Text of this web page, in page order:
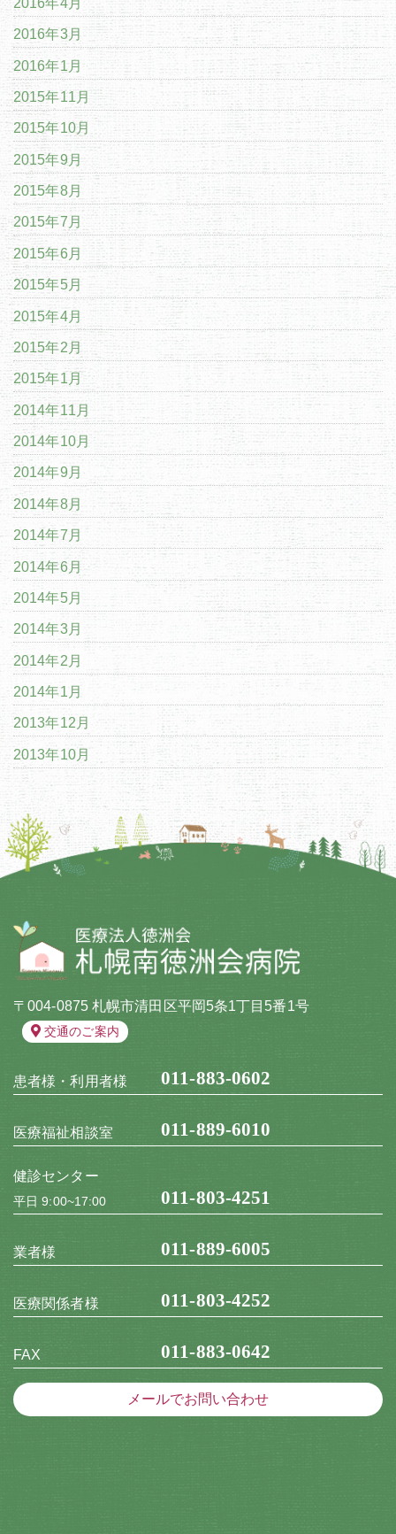
2016年3月
2016年1月
2015年11月
2015年10月
2015年9月
2015年8月
2015年7月
2015年6月
2015年5月
2015年4月
2015年2月
2015年1月
2014年11月
2014年10月
2014年9月
2014年8月
2014年7月
2014年6月
2014年5月
2014年3月
2014年2月
2014年1月
2013年12月
2013年10月
〒004-0875 札幌市清田区平岡5条1丁目5番1号
交通のご案内
患者様・利用者様 011-883-0602
医療福祉相談室 011-889-6010
健診センター
平日 9:00~17:00 011-803-4251
業者様 011-889-6005
医療関係者様 011-803-4252
FAX 011-883-0642
メールでお問い合わせ